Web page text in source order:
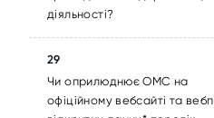
діяльності?
29
Чи оприлюднює ОМС на
офіційному вебсайті та